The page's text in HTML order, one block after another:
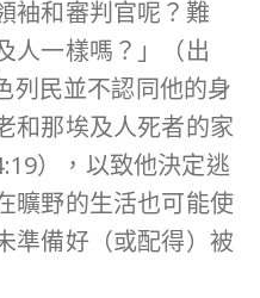
袖和審判官呢？難
人一樣嗎？」（出
列民並不認同他的身
和那埃及人死者的家
），以致他決定逃
曠野的生活也可能使
準備好（或配得）被